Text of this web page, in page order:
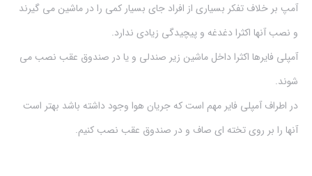
آمپ بر خلاف تفکر بسیاری از افراد جای بسیار کمی را در ماشین می گیرند
و نصب آنها اکثرا دغدغه و پیچیدگی زیادی ندارد.
آمپلی فایرها اکثرا داخل ماشین زیر صندلی و یا در صندوق عقب نصب می
شوند.
در اطراف آمپلی فایر مهم است که جریان هوا وجود داشته باشد بهتر است
آنها را بر روی تخته ای صاف و در صندوق عقب نصب کنیم.